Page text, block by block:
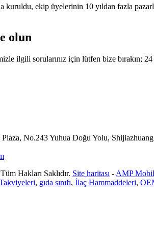
kuruldu, ekip üyelerinin 10 yıldan fazla
olun
ilgili sorularınız için lütfen bize bırakın;
No.243 Yuhua Doğu Yolu,
Hakları Saklıdır. Site haritası - AMP Mobil
, gıda sınıfı, İlaç Hammaddeleri,